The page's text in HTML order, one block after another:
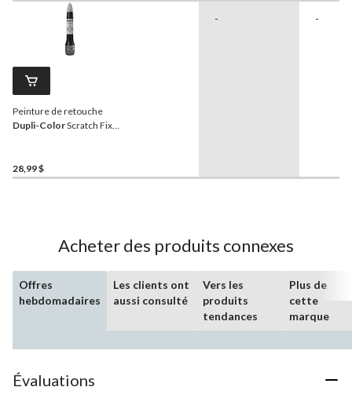
Peinture de retouche
Dupli-ColorScratch Fix
28,99 $
- -
Acheter des produits connexes
Offres
hebdomadaires
Les clients ont
aussi consulté
Vers les
produits
tendances
Plus de
cette
marque
Évaluations